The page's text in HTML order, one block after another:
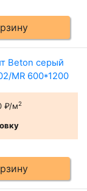
Beton серый
MR 600*1200
₽/м2